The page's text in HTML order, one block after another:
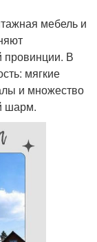
мебель и
провинции. В
мягкие
и множество
шарм.